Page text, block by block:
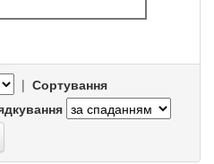
| Сортування